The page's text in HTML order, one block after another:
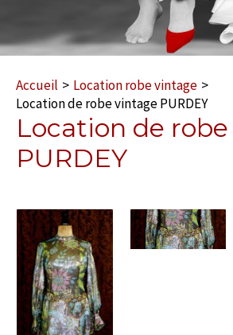
Accueil
Location robe vintage
Location de robe vintage PURDEY
Location de
PURDEY